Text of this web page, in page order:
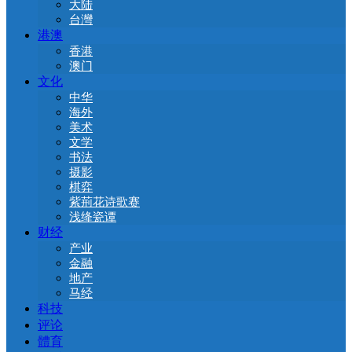
大陆
台灣
港澳
香港
澳门
文化
中华
海外
美术
文学
书法
摄影
棋弈
紫荊花诗歌赛
浅绛瓷谭
财经
产业
金融
地产
马经
科技
评论
體育